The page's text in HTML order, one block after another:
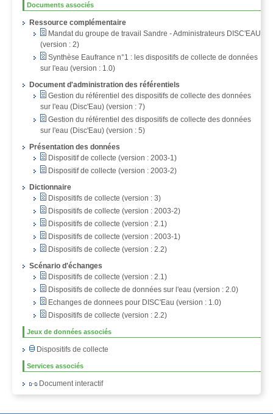
Documents associés
Ressource complémentaire
Mandat du groupe de travail Sandre - Administrateurs DISC'EAU
(version : 2)
Synthèse Eaufrance n°1 : les dispositifs de collecte de données
sur l'eau (version : 1.0)
Document d'administration des référentiels
Gestion du référentiel des dispositifs de collecte des données
sur l'eau (Disc'Eau) (version : 7)
Gestion du référentiel des dispositifs de collecte des données
sur l'eau (Disc'Eau) (version : 5)
Présentation des données
Dispositif de collecte (version : 2003-1)
Dispositif de collecte (version : 2003-2)
Dictionnaire
Dispositifs de collecte (version : 3)
Dispositifs de collecte (version : 2003-2)
Dispositifs de collecte (version : 2.1)
Dispositifs de collecte (version : 2003-1)
Dispositifs de collecte (version : 2.2)
Scénario d'échanges
Dispositifs de collecte (version : 2.1)
Dispositifs de collecte de données sur l'eau (version : 2.0)
Echanges de donnees pour DISC'Eau (version : 1.0)
Dispositifs de collecte (version : 2.2)
Jeux de données associés
Dispositifs de collecte
Services associés
Document interactif